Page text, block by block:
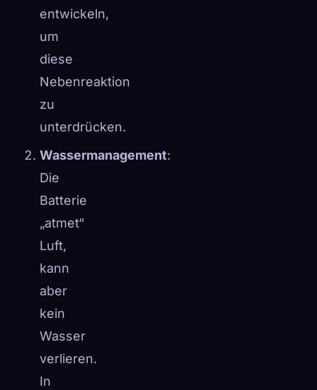
entwickeln,
um
diese
Nebenreaktion
zu
unterdrücken.
Wassermanagement:
Die
Batterie
„atmet“
Luft,
kann
aber
kein
Wasser
verlieren.
In